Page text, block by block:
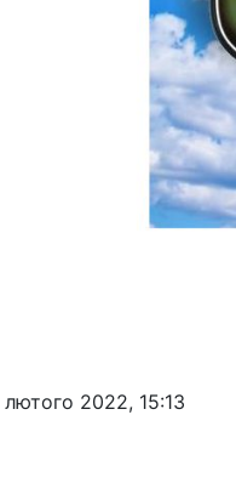
лютого 2022, 15:13